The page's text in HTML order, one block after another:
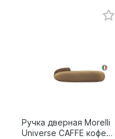
Ручка дверная Morelli
Universe CAFFE кофе